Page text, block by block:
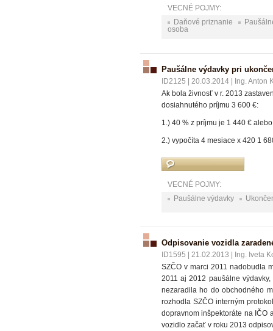
VECNÉ POJMY:
Daňové priznanie
osoba
Paušálne výdavky pri
ID2125 20.03.2014
Ing. Anton
Ak bola živnosť v r. 2013
dosiahnutého príjmu 3 600 €:
1.) 40 % z príjmu je 1 440 € alebo
2.) vypočíta 4 mesiace x 420 1
VECNÉ POJMY:
Paušálne výdavky
Odpisovanie vozidla
ID1595 21.02.2013
Ing. Iveta
SZČO v marci 2011 nadobudla
2011 aj 2012 paušálne
nezaradila ho do obchodného
rozhodla SZČO interným
dopravnom inšpektoráte na IČO
vozidlo začať v roku 2013